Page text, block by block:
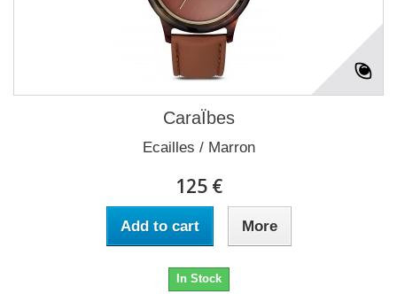
CaraÏbes
Ecailles / Marron
125 €
Add to cart More
In Stock